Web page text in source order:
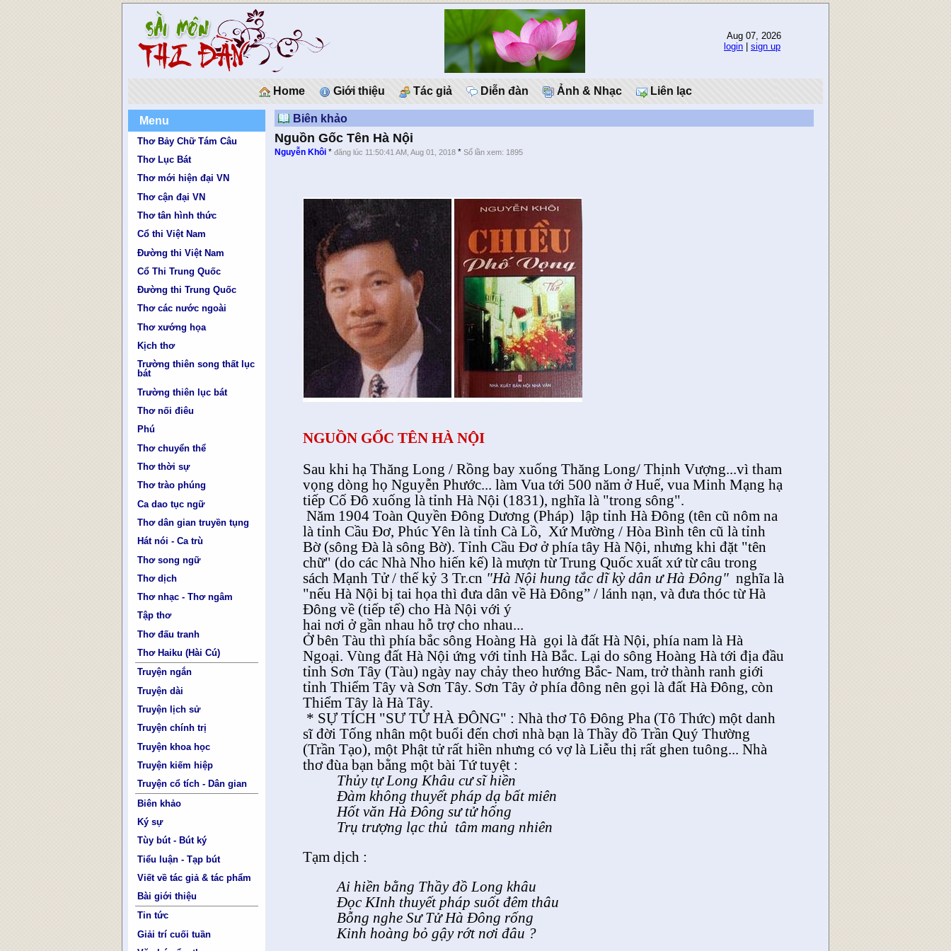
Aug 07, 2026
login
sign up
Home Giới thiệu Tác giả Diễn đàn Ảnh & Nhạc Liên lạc
Menu
Thơ Bảy Chữ Tám Câu
Thơ Lục Bát
Thơ mới hiện đại VN
Thơ cận đại VN
Thơ tân hình thức
Cổ thi Việt Nam
Đường thi Việt Nam
Cổ Thi Trung Quốc
Đường thi Trung Quốc
Thơ các nước ngoài
Thơ xướng họa
Kịch thơ
Trường thiên song thất lục
bát
Trường thiên lục bát
Thơ nối điêu
Phú
Thơ chuyển thể
Thơ thời sự
Thơ trào phúng
Ca dao tục ngữ
Thơ dân gian truyền tụng
Hát nói - Ca trù
Thơ song ngữ
Thơ dịch
Thơ nhạc - Thơ ngâm
Tập thơ
Thơ đấu tranh
Thơ Haiku (Hài Cú)
Truyện ngắn
Truyện dài
Truyện lịch sử
Truyện chính trị
Truyện khoa học
Truyện kiếm hiệp
Truyện cổ tích - Dân gian
Biên khảo
Ký sự
Tùy bút - Bút ký
Tiểu luận - Tạp bút
Viết về tác giả & tác phẩm
Bài giới thiệu
Tin tức
Giải trí cuối tuần
Biên khảo
Nguồn Gốc Tên Hà Nội
Nguyễn Khôi *đăng lúc 11:50:41 AM, Aug 01, 2018 *Số lần xem: 1895
NGUỒN GỐC TÊN HÀ NỘI
Sau khi hạ Thăng Long / Rồng bay xuống Thăng Long/ Thịnh Vượng...vì tham
vọng dòng họ Nguyễn Phước... làm Vua tới 500 năm ở Huế, vua Minh Mạng hạ
tiếp Cố Đô xuống là tỉnh Hà Nội (1831), nghĩa là "trong sông".
Năm 1904 Toàn Quyền Đông Dương (Pháp) lập tỉnh Hà Đông (tên cũ nôm na
là tỉnh Cầu Đơ, Phúc Yên là tỉnh Cà Lồ, Xứ Mường / Hòa Bình tên cũ là tỉnh
Bờ (sông Đà là sông Bờ). Tỉnh Cầu Đơ ở phía tây Hà Nội, nhưng khi đặt "tên
chữ" (do các Nhà Nho hiến kế) là mượn từ Trung Quốc xuất xứ từ câu trong
sách Mạnh Tử / thế kỷ 3 Tr.cn "Hà Nội hung tắc dĩ kỳ dân ư Hà Đông" nghĩa là
"nếu Hà Nội bị tai họa thì đưa dân về Hà Đông” / lánh nạn, và đưa thóc từ Hà
Đông về (tiếp tế) cho Hà Nội với ý
hai nơi ở gần nhau hỗ trợ cho nhau...
Ở bên Tàu thì phía bắc sông Hoàng Hà gọi là đất Hà Nội, phía nam là Hà
Ngoại. Vùng đất Hà Nội ứng với tỉnh Hà Bắc. Lại do sông Hoàng Hà tới địa đầu
tỉnh Sơn Tây (Tàu) ngày nay chảy theo hướng Bắc- Nam, trở thành ranh giới
tỉnh Thiểm Tây và Sơn Tây. Sơn Tây ở phía đông nên gọi là đất Hà Đông, còn
Thiểm Tây là Hà Tây.
* SỰ TÍCH "SƯ TỬ HÀ ĐÔNG" : Nhà thơ Tô Đông Pha (Tô Thức) một danh
sĩ đời Tống nhân một buổi đến chơi nhà bạn là Thầy đồ Trần Quý Thường
(Trần Tạo), một Phật tử rất hiền nhưng có vợ là Liễu thị rất ghen tuông... Nhà
thơ đùa bạn bằng một bài Tứ tuyệt :
Thủy tự Long Khâu cư sĩ hiền
Đàm không thuyết pháp dạ bất miên
Hốt văn Hà Đông sư tử hống
Trụ trượng lạc thủ tâm mang nhiên
Tạm dịch :
Ai hiền bằng Thầy đồ Long khâu
Đọc KInh thuyết pháp suốt đêm thâu
Bỗng nghe Sư Tử Hà Đông rống
Kinh hoàng bỏ gậy rớt nơi đâu ?